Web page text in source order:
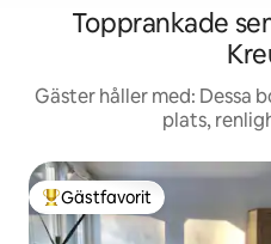
Topprankade
Gäster håller med: Dessa
plats,
Populär gästfavorit
Gästfavorit